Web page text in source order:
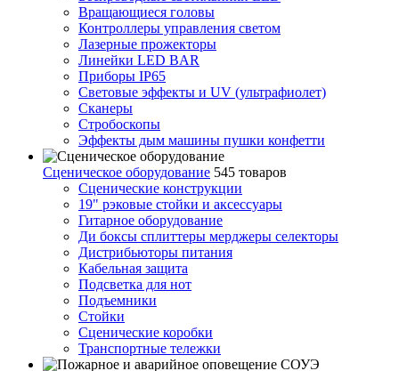
Вращающиеся головы
Контроллеры управления светом
Лазерные прожекторы
Линейки LED BAR
Приборы IP65
Световые эффекты и UV (ультрафиолет)
Сканеры
Стробоскопы
Эффекты дым машины пушки конфетти
Сценическое оборудование 545 товаров
Сценические конструкции
19" рэковые стойки и аксесcуары
Гитарное оборудование
Ди боксы сплиттеры мерджеры селекторы
Дистрибьюторы питания
Кабельная защита
Подсветка для нот
Подъемники
Стойки
Сценические коробки
Транспортные тележки